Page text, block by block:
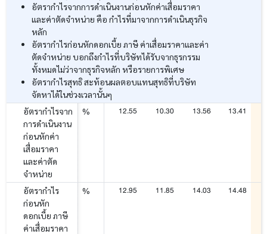
อัตรากำไรจากการดำเนินงานก่อนหักค่าเสื่อมราคา
และค่าตัดจำหน่าย คือ กำไรที่มาจากการดำเนินธุรกิจ
หลัก
อัตรากำไรก่อนหักดอกเบี้ย ภาษี ค่าเสื่อมราคาและค่า
ตัดจำหน่าย บอกถึงกำไรที่บริษัทได้รับจากธุรกรรม
ทั้งหมดไม่ว่าจากธุรกิจหลัก หรือรายการพิเศษ
อัตรากำไรสุทธิ สะท้อนผลตอบแทนสุทธิที่บริษัท
จัดหาได้ในช่วงเวลานั้นๆ
อัตรากำไรจาก
การดำเนินงาน
ก่อนหักค่า
เสื่อมราคา
และค่าตัด
จำหน่าย
% 12.55 10.30 13.56 13.41
อัตรากำไร
ก่อนหัก
ดอกเบี้ย ภาษี
ค่าเสื่อมราคา
% 12.95 11.85 14.03 14.48